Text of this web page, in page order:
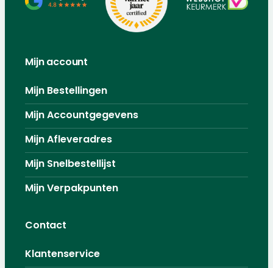
Mijn account
Mijn Bestellingen
Mijn Accountgegevens
Mijn Afleveradres
Mijn Snelbestellijst
Mijn Verpakpunten
Contact
Klantenservice